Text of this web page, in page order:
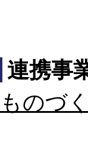
連携事
ものづ